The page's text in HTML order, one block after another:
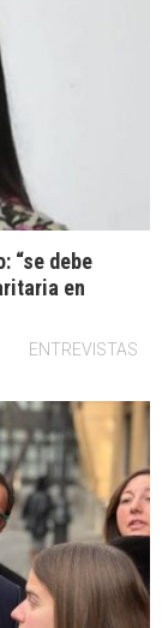
“se debe
en
ENTREVISTAS